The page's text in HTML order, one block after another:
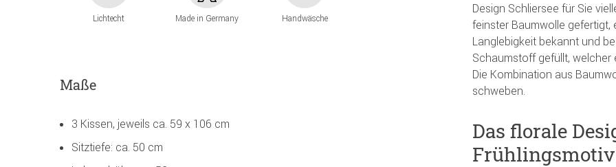
Lichtecht Made in Germany Handwäsche
Maße
3 Kissen, jeweils ca. 59 x 106 cm
Sitztiefe: ca. 50 cm
Design Schliersee für Sie
feinster Baumwolle
Langlebigkeit bekannt und
Schaumstoff gefüllt, welcher
Die Kombination aus
schweben.
Das florale
Frühlingsmotiv